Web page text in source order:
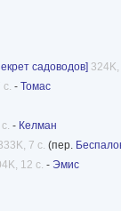
садоводов] 324K,
с. - Томас
- Келман
7 с. (пер.
12 с. - Эмис